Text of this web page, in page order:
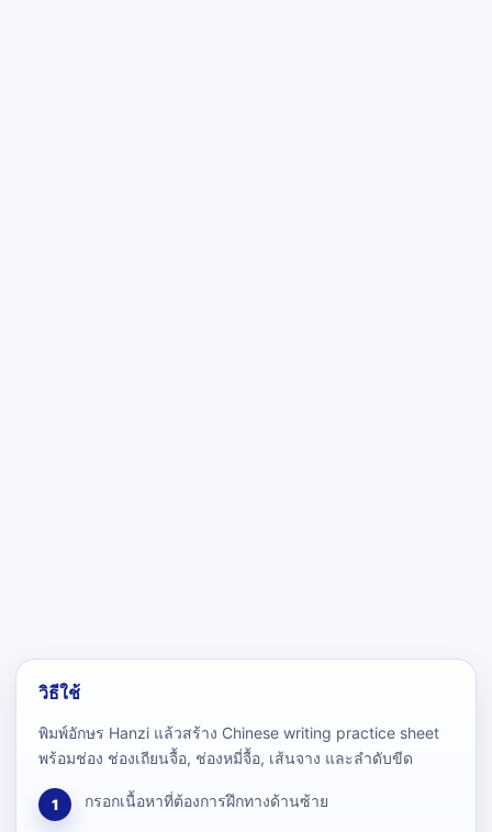
วิธีใช้
พิมพ์อักษร Hanzi แล้วสร้าง Chinese writing practice sheet
พร้อมช่อง ช่องเถียนจื้อ, ช่องหมี่จื้อ, เส้นจาง และลำดับขีด
1 กรอกเนื้อหาที่ต้องการฝึกทางด้านซ้าย